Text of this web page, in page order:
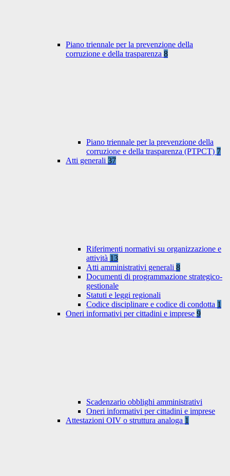
Piano triennale per la prevenzione della
corruzione e della trasparenza 8
Piano triennale per la prevenzione della
corruzione e della trasparenza (PTPCT) 7
Atti generali 37
Riferimenti normativi su organizzazione e
attività 13
Atti amministrativi generali 8
Documenti di programmazione strategico-
gestionale
Statuti e leggi regionali
Codice disciplinare e codice di condotta 1
Oneri informativi per cittadini e imprese 9
Scadenzario obblighi amministrativi
Oneri informativi per cittadini e imprese
Attestazioni OIV o struttura analoga 1